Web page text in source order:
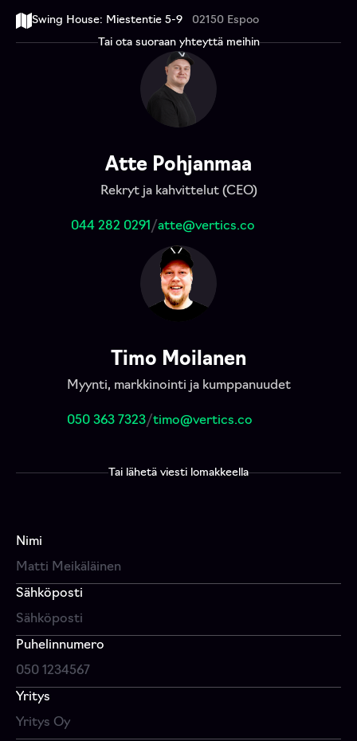
Swing House: Miestentie 5-9
02150 Espoo
Tai ota suoraan yhteyttä meihin
Atte Pohjanmaa
Rekryt ja kahvittelut (CEO)
044 282 0291 /atte@vertics.co
Timo Moilanen
Myynti, markkinointi ja kumppanuudet
050 363 7323/timo@vertics.co
Tai lähetä viesti lomakkeella
Nimi
Sähköposti
Puhelinnumero
Yritys